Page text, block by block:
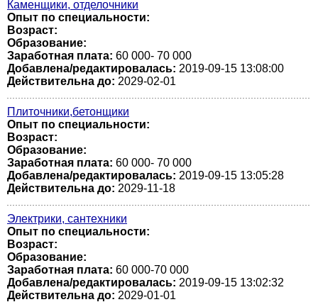
Каменщики, отделочники
Опыт по специальности:
Возраст:
Образование:
Заработная плата: 60 000- 70 000
Добавлена/редактировалась: 2019-09-15 13:08:00
Действительна до: 2029-02-01
Плиточники,бетонщики
Опыт по специальности:
Возраст:
Образование:
Заработная плата: 60 000- 70 000
Добавлена/редактировалась: 2019-09-15 13:05:28
Действительна до: 2029-11-18
Электрики, сантехники
Опыт по специальности:
Возраст:
Образование:
Заработная плата: 60 000-70 000
Добавлена/редактировалась: 2019-09-15 13:02:32
Действительна до: 2029-01-01